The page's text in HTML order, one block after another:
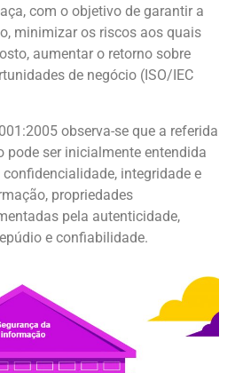
com o objetivo de garantir a
minimizar os riscos aos quais
aumentar o retorno sobre
de negócio (ISO/IEC
observa-se que a referida
pode ser inicialmente entendida
integridade e
propriedades
pela autenticidade,
e confiabilidade.